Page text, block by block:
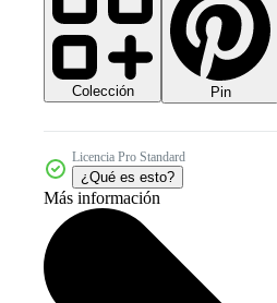
Colección Pin
Licencia Pro Standard
¿Qué es esto?
Más información